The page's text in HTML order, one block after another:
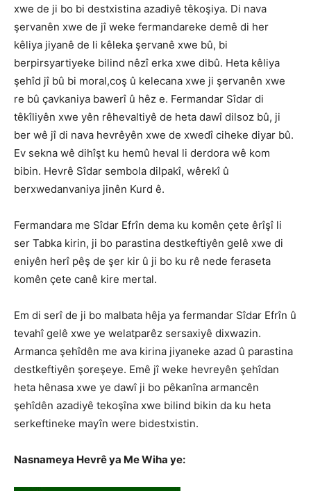
xwe de ji bo bi destxistina azadiyê têkoşiya. Di nava
şervanên xwe de jî weke fermandareke demê di her
kêliya jiyanê de li kêleka şervanê xwe bû, bi
berpirsyartiyeke bilind nêzî erka xwe dibû. Heta kêliya
şehîd jî bû bi moral,coş û kelecana xwe ji şervanên xwe
re bû çavkaniya bawerî û hêz e. Fermandar Sîdar di
têkîliyên xwe yên rêhevaltiyê de heta dawî dilsoz bû, ji
ber wê jî di nava hevrêyên xwe de xwedî ciheke diyar bû.
Ev sekna wê dihîşt ku hemû heval li derdora wê kom
bibin. Hevrê Sîdar sembola dilpakî, wêrekî û
berxwedanvaniya jinên Kurd ê.
Fermandara me Sîdar Efrîn dema ku komên çete êrîşî li
ser Tabka kirin, ji bo parastina destkeftiyên gelê xwe di
eniyên herî pêş de şer kir û ji bo ku rê nede feraseta
komên çete canê kire mertal.
Em di serî de ji bo malbata hêja ya fermandar Sîdar Efrîn û
tevahî gelê xwe ye welatparêz sersaxiyê dixwazin.
Armanca şehîdên me ava kirina jiyaneke azad û parastina
destkeftiyên şoreşeye. Emê jî weke hevreyên şehîdan
heta hênasa xwe ye dawî ji bo pêkanîna armancên
şehîdên azadiyê tekoşîna xwe bilind bikin da ku heta
serkeftineke mayîn were bidestxistin.
Nasnameya Hevrê ya Me Wiha ye: